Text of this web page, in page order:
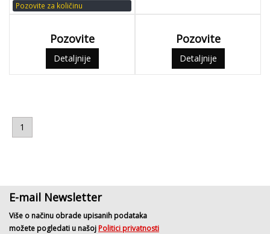
Pozovite za količinu
Pozovite
Detaljnije
Pozovite
Detaljnije
1
E-mail Newsletter
Više o načinu obrade upisanih podataka
možete pogledati u našoj Politici privatnosti